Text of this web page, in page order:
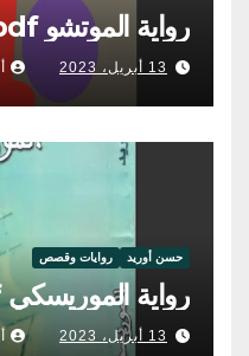
رواية الموتشو pdf
13 أبريل، 2023
حسن أوريد روايات وقصص
رواية الموريسكي pdf
13 أبريل، 2023